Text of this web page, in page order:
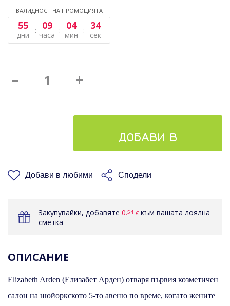
ВАЛИДНОСТ НА ПРОМОЦИЯТА
55
дни
09
часа
04
мин
33
сек
– +
ДОБАВИ В
КОШНИЦАТА
Добави в любими Сподели
Закупувайки, добавяте 0.54 € към вашата лоялна
сметка
ОПИСАНИЕ
Elizabeth Arden (Елизабет Арден) отваря първия козметичен
салон на нюйоркското 5-то авеню по време, когато жените